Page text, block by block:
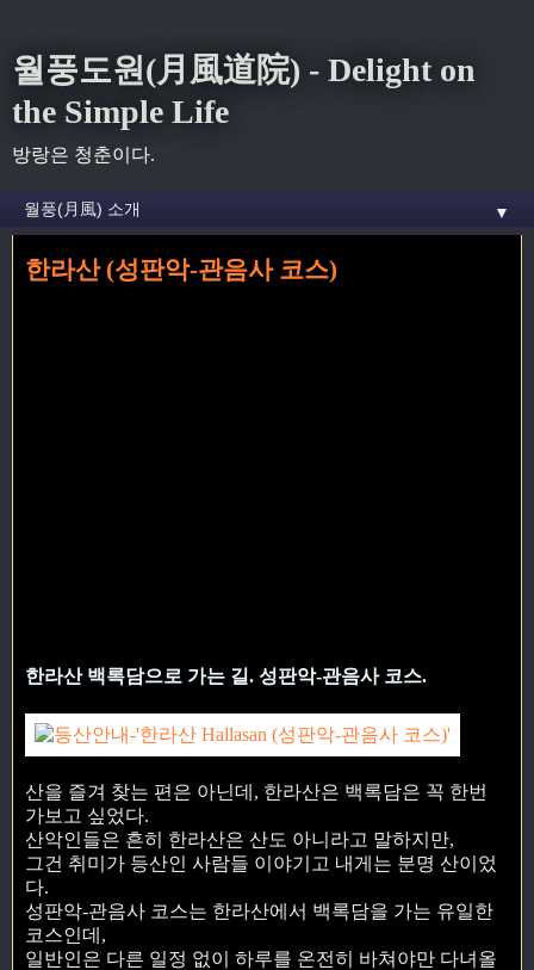
월풍도원(月風道院) - Delight on
the Simple Life
방랑은 청춘이다.
▼
홈»한라산» 한라산 (성판악-관음사 코스)
한라산 (성판악-관음사 코스)
한라산 백록담으로 가는 길. 성판악-관음사 코스.
산을 즐겨 찾는 편은 아닌데, 한라산은 백록담은 꼭 한번
가보고 싶었다.
산악인들은 흔히 한라산은 산도 아니라고 말하지만,
그건 취미가 등산인 사람들 이야기고 내게는 분명 산이었
다.
성판악-관음사 코스는 한라산에서 백록담을 가는 유일한
코스인데,
일반인은 다른 일정 없이 하루를 온전히 바쳐야만 다녀올